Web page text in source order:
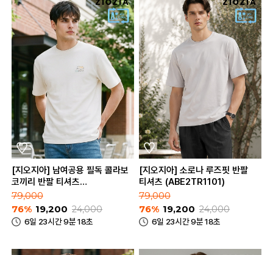
[지오지아] 남여공용 필독 콜라보
코끼리 반팔 티셔츠
(ABE2TR3181)
79,000
76% 19,200 24,000
6일 23시간 9분 18초
[지오지아] 소로나 루즈핏 반팔
티셔츠 (ABE2TR1101)
79,000
76% 19,200 24,000
6일 23시간 9분 18초